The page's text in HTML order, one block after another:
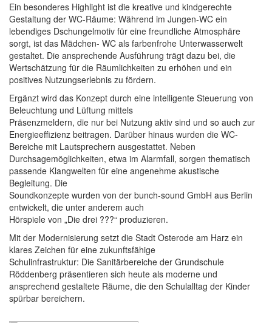
Ein besonderes Highlight ist die kreative und kindgerechte
Gestaltung der WC-Räume: Während im Jungen-WC ein
lebendiges Dschungelmotiv für eine freundliche Atmosphäre
sorgt, ist das Mädchen- WC als farbenfrohe Unterwasserwelt
gestaltet. Die ansprechende Ausführung trägt dazu bei, die
Wertschätzung für die Räumlichkeiten zu erhöhen und ein
positives Nutzungserlebnis zu fördern.
Ergänzt wird das Konzept durch eine intelligente Steuerung von
Beleuchtung und Lüftung mittels
Präsenzmeldern, die nur bei Nutzung aktiv sind und so auch zur
Energieeffizienz beitragen. Darüber hinaus wurden die WC-
Bereiche mit Lautsprechern ausgestattet. Neben
Durchsagemöglichkeiten, etwa im Alarmfall, sorgen thematisch
passende Klangwelten für eine angenehme akustische
Begleitung. Die
Soundkonzepte wurden von der bunch-sound GmbH aus Berlin
entwickelt, die unter anderem auch
Hörspiele von „Die drei ???“ produzieren.
Mit der Modernisierung setzt die Stadt Osterode am Harz ein
klares Zeichen für eine zukunftsfähige
Schulinfrastruktur: Die Sanitärbereiche der Grundschule
Röddenberg präsentieren sich heute als moderne und
ansprechend gestaltete Räume, die den Schulalltag der Kinder
spürbar bereichern.